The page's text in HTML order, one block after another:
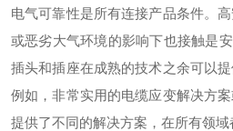
电气可靠性是所有连接产品条件。
或恶劣大气环境的影响下也接触是
插头和插座在成熟的技术之余可以
例如，非常实用的电缆应变解决方
提供了不同的解决方案，在所有领域